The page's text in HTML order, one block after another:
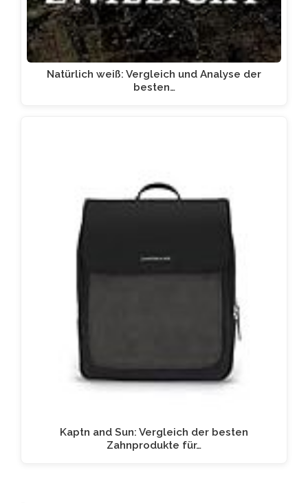
Natürlich weiß: Vergleich und Analyse der
besten…
Kaptn and Sun: Vergleich der besten
Zahnprodukte für…